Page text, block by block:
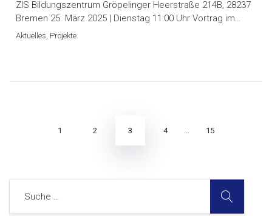
ZIS Bildungszentrum Gröpelinger Heerstraße 214B, 28237
Bremen 25. März 2025 | Dienstag 11:00 Uhr Vortrag im…
Aktuelles, Projekte
Beiträge
1 2 3 4 … 15